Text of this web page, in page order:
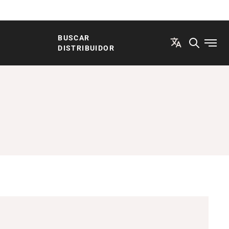
BUSCAR
DISTRIBUIDOR
Abrir